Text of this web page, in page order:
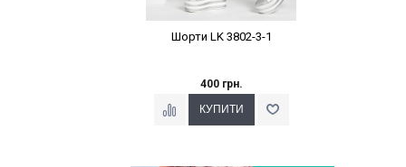
Шорти LK 3802-3-1
400 грн.